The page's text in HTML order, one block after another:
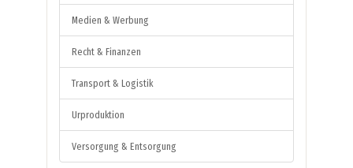
Medien & Werbung
Recht & Finanzen
Transport & Logistik
Urproduktion
Versorgung & Entsorgung